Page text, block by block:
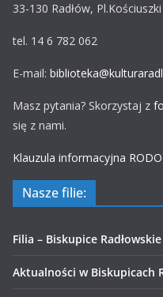
33-130 Radłów,
tel. 14 6 782 062
E-mail:
Masz pytania? Skorzystaj z
się z nami.
Klauzula informacyjna RODO
Nasze filie:
Filia – Biskupice Radłowskie
Aktualności w Biskupicach